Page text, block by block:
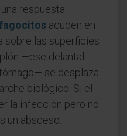
respuesta
acuden en
sobre las superficies
—ese delantal
se desplaza
biológico. Si el
la infección pero no
un absceso.